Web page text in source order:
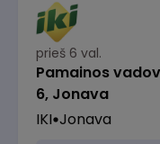
prieš 6 val.
Pamainos
6, Jonava
IKI Jonava